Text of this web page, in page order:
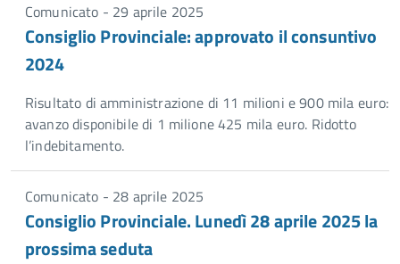
Comunicato - 29 aprile 2025
Consiglio Provinciale: approvato il consuntivo
2024
Risultato di amministrazione di 11 milioni e 900 mila euro:
avanzo disponibile di 1 milione 425 mila euro. Ridotto
l’indebitamento.
Comunicato - 28 aprile 2025
Consiglio Provinciale. Lunedì 28 aprile 2025 la
prossima seduta